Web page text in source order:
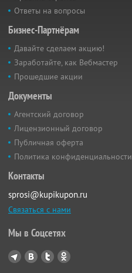
Ответы на вопросы
Бизнес-Партнёрам
Давайте сделаем акцию!
Заработайте, как Вебмастер
Прошедшие акции
Документы
Агентский договор
Лицензионный договор
Публичная оферта
Политика конфиденциальности
Контакты
sprosi@kupikupon.ru
Связаться с нами
Мы в Соцсетях